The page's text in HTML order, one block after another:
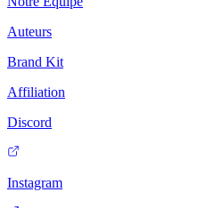
Auteurs
Brand Kit
Affiliation
Discord
Instagram